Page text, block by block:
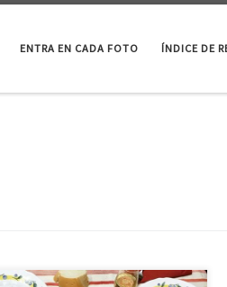
ENTRA EN CADA FOTO ÍNDICE DE